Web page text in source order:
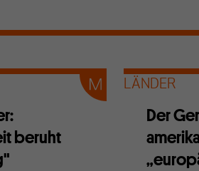
beruht
LÄNDER
Der